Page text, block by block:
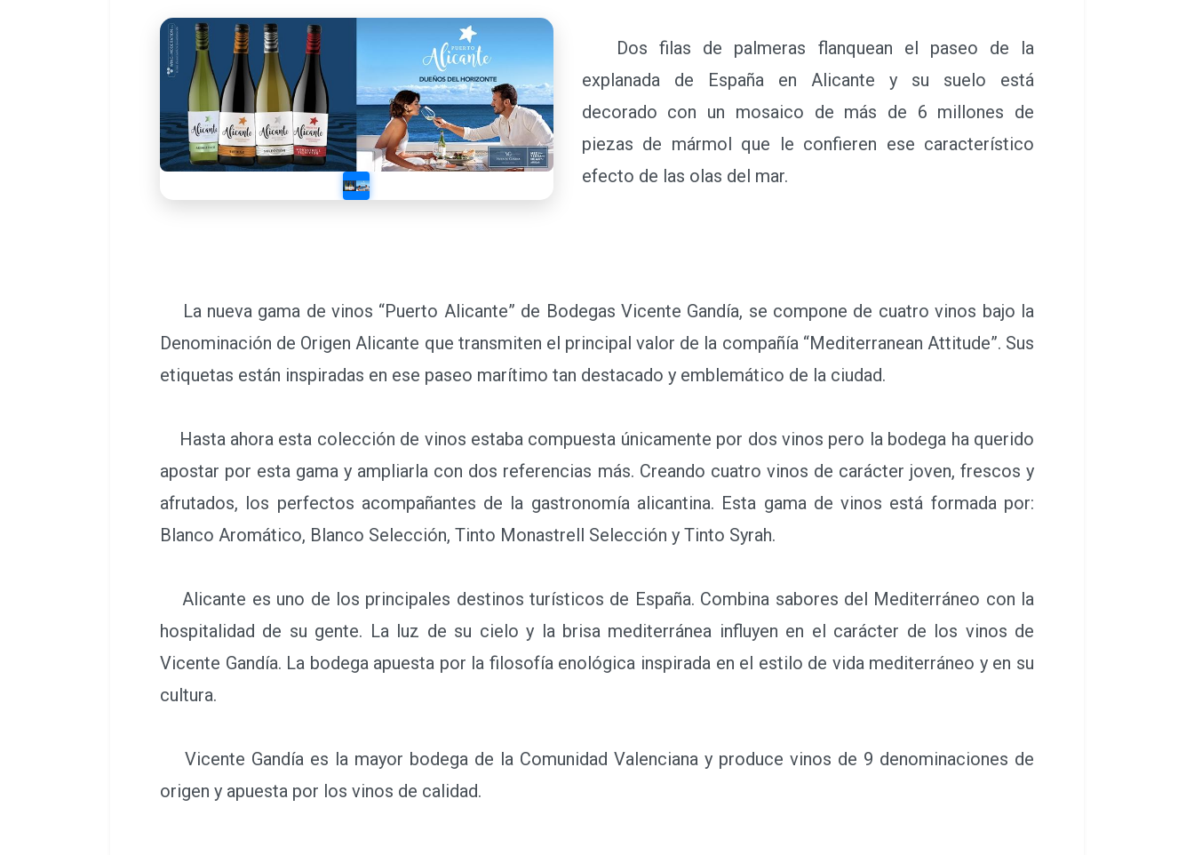
Dos filas de palmeras flanquean el paseo de la
explanada de España en Alicante y su suelo está
decorado con un mosaico de más de 6 millones de
piezas de mármol que le confieren ese característico
efecto de las olas del mar.
La nueva gama de vinos “Puerto Alicante” de Bodegas Vicente Gandía, se compone de cuatro vinos bajo la
Denominación de Origen Alicante que transmiten el principal valor de la compañía “Mediterranean Attitude”. Sus
etiquetas están inspiradas en ese paseo marítimo tan destacado y emblemático de la ciudad.
Hasta ahora esta colección de vinos estaba compuesta únicamente por dos vinos pero la bodega ha querido
apostar por esta gama y ampliarla con dos referencias más. Creando cuatro vinos de carácter joven, frescos y
afrutados, los perfectos acompañantes de la gastronomía alicantina. Esta gama de vinos está formada por:
Blanco Aromático, Blanco Selección, Tinto Monastrell Selección y Tinto Syrah.
Alicante es uno de los principales destinos turísticos de España. Combina sabores del Mediterráneo con la
hospitalidad de su gente. La luz de su cielo y la brisa mediterránea influyen en el carácter de los vinos de
Vicente Gandía. La bodega apuesta por la filosofía enológica inspirada en el estilo de vida mediterráneo y en su
cultura.
Vicente Gandía es la mayor bodega de la Comunidad Valenciana y produce vinos de 9 denominaciones de
origen y apuesta por los vinos de calidad.